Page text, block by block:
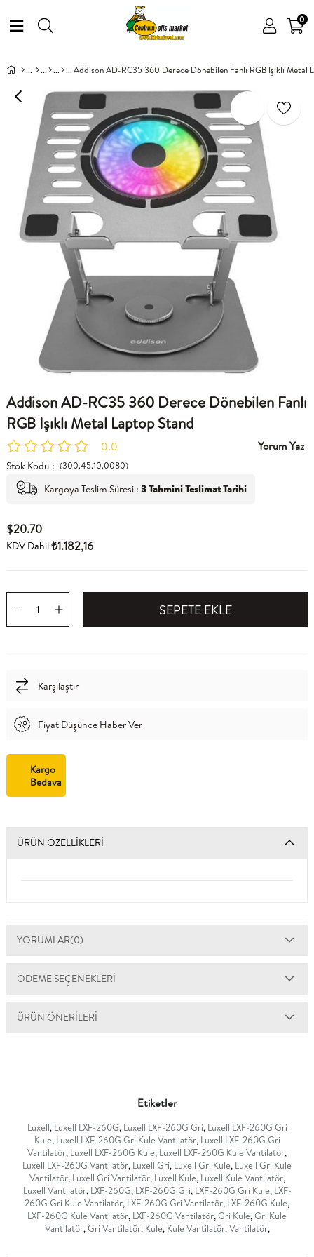
0
Addison AD-RC35 360 Derece Dönebilen Fanlı RGB Işıklı Metal
Addison AD-RC35 360 Derece Dönebilen Fanlı
RGB Işıklı Metal Laptop Stand
0.0 Yorum Yaz
Stok Kodu (300.45.10.0080)
Kargoya Teslim Süresi : 3 Tahmini Teslimat Tarihi
$20.70
KDV Dahil₺1.182,16
Karşılaştır
Fiyat Düşünce Haber Ver
Kargo
Bedava
ÜRÜN ÖZELLIKLERI
YORUMLAR(0)
ÖDEME SEÇENEKLERI
ÜRÜN ÖNERILERI
Etiketler
Luxell, Luxell LXF-260G, Luxell LXF-260G Gri, Luxell LXF-260G Gri
Kule, Luxell LXF-260G Gri Kule Vantilatör, Luxell LXF-260G Gri
Vantilatör, Luxell LXF-260G Kule, Luxell LXF-260G Kule Vantilatör,
Luxell LXF-260G Vantilatör, Luxell Gri, Luxell Gri Kule, Luxell Gri Kule
Vantilatör, Luxell Gri Vantilatör, Luxell Kule, Luxell Kule Vantilatör,
Luxell Vantilatör, LXF-260G, LXF-260G Gri, LXF-260G Gri Kule, LXF-
260G Gri Kule Vantilatör, LXF-260G Gri Vantilatör, LXF-260G Kule,
LXF-260G Kule Vantilatör, LXF-260G Vantilatör,Gri Kule,Gri Kule
Vantilatör,Gri Vantilatör, Kule, Kule Vantilatör,Vantilatör,